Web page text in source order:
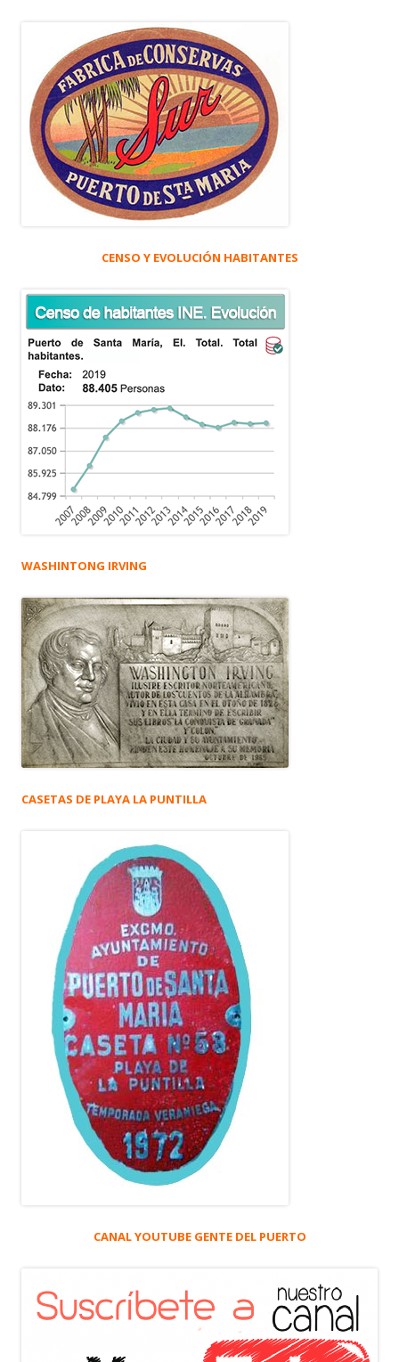
CENSO Y EVOLUCIÓN HABITANTES
WASHINTONG IRVING
CASETAS DE PLAYA LA PUNTILLA
CANAL YOUTUBE GENTE DEL PUERTO